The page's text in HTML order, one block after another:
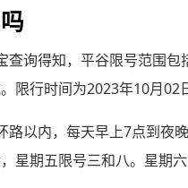
查询得知，平谷限号范围
限行时间为2023年10月02
路以内，每天早上7点到夜
星期五限号三和八。星期六